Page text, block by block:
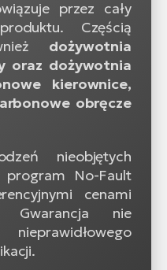
przez cały
Częścią
dożywotnia
oraz dożywotnia
kierownice,
obręcze
nieobjętych
program No-Fault
cenami
Gwarancja nie